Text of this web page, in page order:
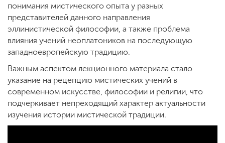
понимания мистического опыта у разных
представителей данного направления
эллинистической философии, а также проблема
влияния учений неоплатоников на последующую
западноевропейскую традицию.
Важным аспектом лекционного материала стало
указание на рецепцию мистических учений в
современном искусстве, философии и религии, что
подчеркивает непреходящий характер актуальности
изучения истории мистической традиции.